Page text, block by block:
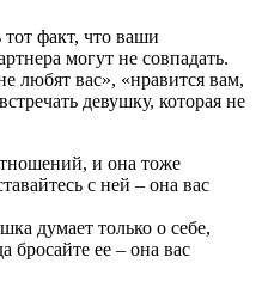
тот факт, что ваши
могут не совпадать.
любят вас», «нравится вам,
девушку, которая не
и она тоже
с ней – она вас
думает только о себе,
бросайте ее – она вас